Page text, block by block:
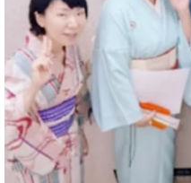
5 X
マジシャン派遣 パ
@comedy_illusion · 6
お疲れ様です
ブログ更新しました
「マジシャン和歌